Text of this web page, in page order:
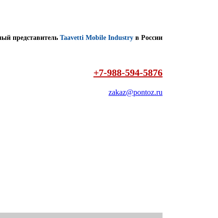
представитель Taavetti Mobile Industry в России
+7-988-594-5876
zakaz@pontoz.ru